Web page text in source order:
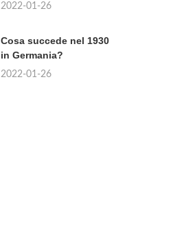
2022-01-26
Cosa succede nel 1930
in Germania?
2022-01-26